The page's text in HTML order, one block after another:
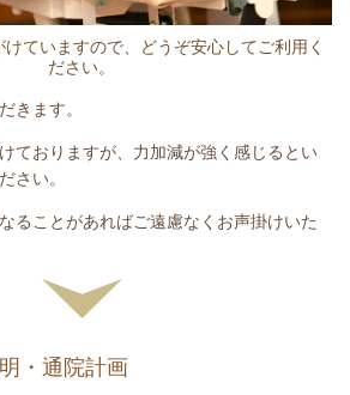
ていますので、どうぞ安心してご利用く
ださい。
きます。
ておりますが、力加減が強く感じるとい
さい。
ることがあればご遠慮なくお声掛けいた
・通院計画